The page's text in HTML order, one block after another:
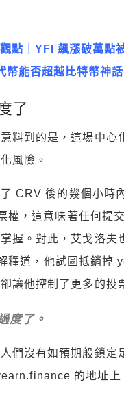
點｜YFI 飆漲破萬點
幣能否超越比特幣神話
了
料到的是，這場中心
風險。
CRV 後的幾個小時
權，這意味著任何提
握。對此，艾戈洛夫
釋道，他試圖抵銷掉
讓他控制了更多的投
度了。
們沒有如預期般鎖定
的地址上